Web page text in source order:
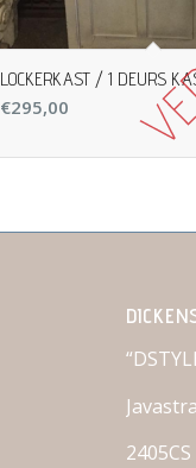
LOCKERKAST / 1 DEURS
€295,00